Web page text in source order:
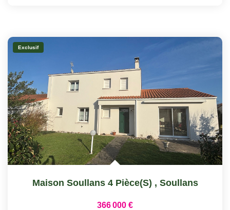
Exclusif
Maison Soullans 4 Pièce(s) , Soullans
366 000 €